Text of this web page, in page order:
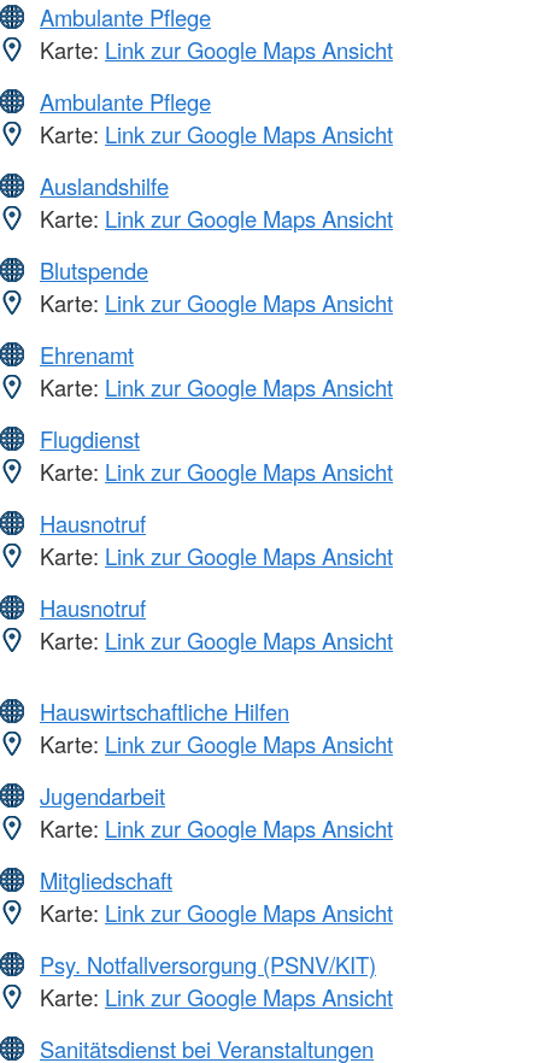
Ambulante Pflege
Karte: Link zur Google Maps Ansicht
Ambulante Pflege
Karte: Link zur Google Maps Ansicht
Auslandshilfe
Karte: Link zur Google Maps Ansicht
Blutspende
Karte: Link zur Google Maps Ansicht
Ehrenamt
Karte: Link zur Google Maps Ansicht
Flugdienst
Karte: Link zur Google Maps Ansicht
Hausnotruf
Karte: Link zur Google Maps Ansicht
Hausnotruf
Karte: Link zur Google Maps Ansicht
Hauswirtschaftliche Hilfen
Karte: Link zur Google Maps Ansicht
Jugendarbeit
Karte: Link zur Google Maps Ansicht
Mitgliedschaft
Karte: Link zur Google Maps Ansicht
Psy. Notfallversorgung (PSNV/KIT)
Karte: Link zur Google Maps Ansicht
Sanitätsdienst bei Veranstaltungen